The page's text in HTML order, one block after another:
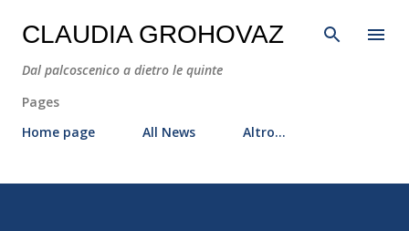
Passa ai contenuti principali
CLAUDIA GROHOVAZ
Dal palcoscenico a dietro le quinte
Pages
Home page
All News Altro…